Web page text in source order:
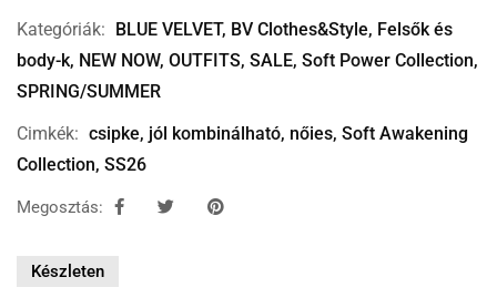
Kategóriák: BLUE VELVET, BV Clothes&Style, Felsők és
body-k, NEW NOW, OUTFITS, SALE, Soft Power Collection,
SPRING/SUMMER
Cimkék: csipke, jól kombinálható, nőies, Soft Awakening
Collection, SS26
Megosztás:
Készleten